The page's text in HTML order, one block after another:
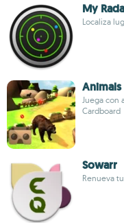
My
Localiza
Animals
Juega con
Cardboard
Sowarr
Renueva